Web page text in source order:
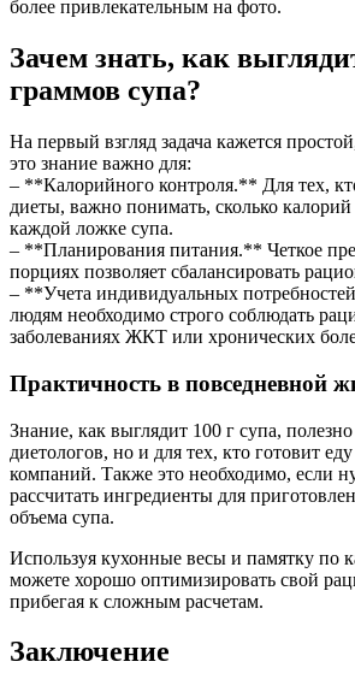
более привлекательным на фото.
Зачем знать, как
граммов супа?
На первый взгляд задача кажется
это знание важно для:
– **Калорийного контроля.** Для тех,
диеты, важно понимать, сколько калорий
каждой ложке супа.
– **Планирования питания.** Четкое
порциях позволяет сбалансировать
– **Учета индивидуальных
людям необходимо строго соблюдать
заболеваниях ЖКТ или хронических
Практичность в повседневной
Знание, как выглядит 100 г супа,
диетологов, но и для тех, кто готовит
компаний. Также это необходимо, если
рассчитать ингредиенты для
объема супа.
Используя кухонные весы и памятку по
можете хорошо оптимизировать свой
прибегая к сложным расчетам.
Заключение